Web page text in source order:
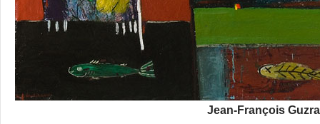
Jean-François